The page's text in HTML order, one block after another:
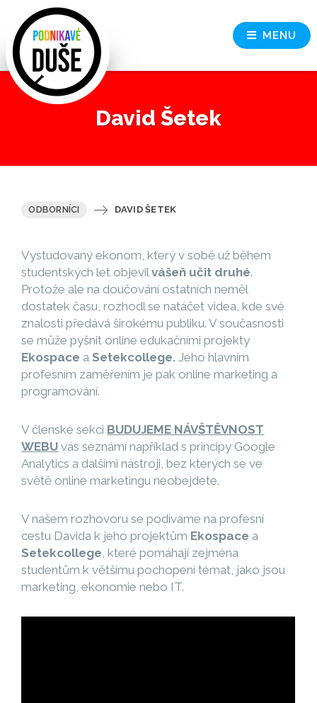
MENU
David Šetek
ODBORNÍCI DAVID ŠETEK
Vystudovaný ekonom, který v sobě už během
studentských let objevilvášeň učit druhé.
Protože ale na doučování ostatních neměl
dostatek času, rozhodl se natáčet videa, kde své
znalosti předává širokému publiku. V současnosti
se může pyšnit online edukačními projekty
Ekospace aSetekcollege. Jeho hlavním
profesním zaměřením je pak online marketing a
programování.
V členské sekci BUDUJEME NÁVŠTĚVNOST
WEBU vás seznámí například s principy Google
Analytics a dalšími nástroji, bez kterých se ve
světě online marketingu neobejdete.
V našem rozhovoru se podíváme na profesní
cestu Davida k jeho projektům Ekospace a
Setekcollege, které pomáhají zejména
studentům k většímu pochopení témat, jako jsou
marketing, ekonomie nebo IT.